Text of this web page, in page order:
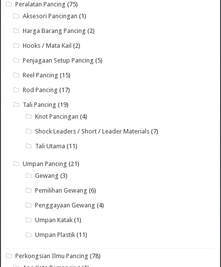
Peralatan Pancing (75)
Aksesori Pancingan (1)
Harga Barang Pancing (2)
Hooks / Mata Kail (2)
Penjagaan Setup Pancing (5)
Reel Pancing (15)
Rod Pancing (17)
Tali Pancing (19)
Knot Pancingan (4)
Shock Leaders / Short / Leader Materials (7)
Tali Utama (11)
Umpan Pancing (21)
Gewang (3)
Pemilihan Gewang (6)
Penggayaan Gewang (4)
Umpan Katak (1)
Umpan Plastik (11)
Perkongsian Ilmu Pancing (78)